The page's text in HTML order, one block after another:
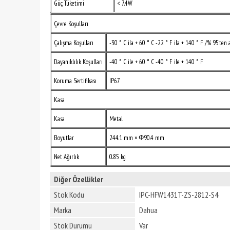
Güç Tüketimi < 7.4W
Çevre Koşulları
Çalışma Koşulları -30 ° C ila + 60 ° C -22 ° F ila + 140 ° F /% 95’ten
Dayanıklılık Koşulları -40 ° C ile + 60 ° C -40 ° F ile + 140 ° F
Koruma Sertifikası IP67
Kasa
Kasa Metal
Boyutlar 244.1 mm × Φ90.4 mm
Net Ağırlık 0.85 kg
Diğer Özellikler
Stok Kodu
IPC-HFW1431T-ZS-2812-S4
Marka
Dahua
Stok Durumu
Var